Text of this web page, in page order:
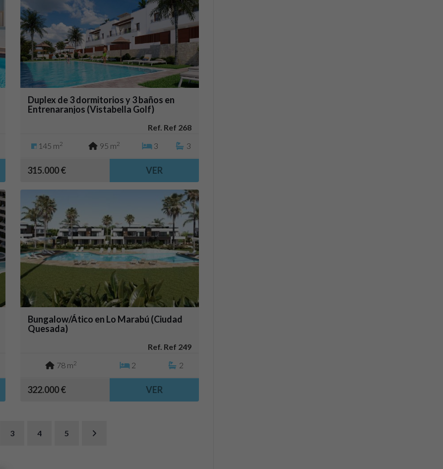
Duplex de 3 dormitorios y 3 baños en
Entrenaranjos (Vistabella Golf)
Ref. Ref 268
145 m2 95 m2 3 3
315.000 € VER
Bungalow/Ático en Lo Marabú (Ciudad
Quesada)
Ref. Ref 249
78 m2 2 2
322.000 € VER
3 4 5